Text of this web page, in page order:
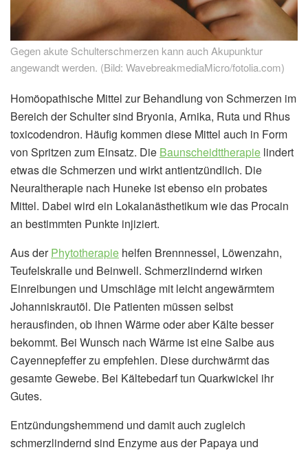
Gegen akute Schulterschmerzen kann auch Akupunktur
angewandt werden. (Bild: WavebreakmediaMicro/fotolia.com)
Homöopathische Mittel zur Behandlung von Schmerzen im
Bereich der Schulter sind Bryonia, Arnika, Ruta und Rhus
toxicodendron. Häufig kommen diese Mittel auch in Form
von Spritzen zum Einsatz. Die Baunscheidttherapie lindert
etwas die Schmerzen und wirkt antientzündlich. Die
Neuraltherapie nach Huneke ist ebenso ein probates
Mittel. Dabei wird ein Lokalanästhetikum wie das Procain
an bestimmten Punkte injiziert.
Aus derPhytotherapie helfen Brennnessel, Löwenzahn,
Teufelskralle und Beinwell. Schmerzlindernd wirken
Einreibungen und Umschläge mit leicht angewärmtem
Johanniskrautöl. Die Patienten müssen selbst
herausfinden, ob ihnen Wärme oder aber Kälte besser
bekommt. Bei Wunsch nach Wärme ist eine Salbe aus
Cayennepfeffer zu empfehlen. Diese durchwärmt das
gesamte Gewebe. Bei Kältebedarf tun Quarkwickel ihr
Gutes.
Entzündungshemmend und damit auch zugleich
schmerzlindernd sind Enzyme aus der Papaya und